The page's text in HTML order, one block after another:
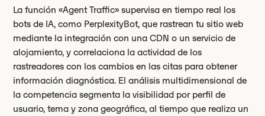
La función «Agent Traffic» supervisa en tiempo real los
bots de IA, como PerplexityBot, que rastrean tu sitio web
mediante la integración con una CDN o un servicio de
alojamiento, y correlaciona la actividad de los
rastreadores con los cambios en las citas para obtener
información diagnóstica. El análisis multidimensional de
la competencia segmenta la visibilidad por perfil de
usuario, tema y zona geográfica, al tiempo que realiza un